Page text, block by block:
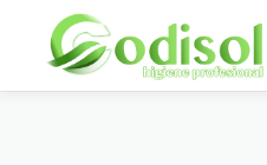
contenido